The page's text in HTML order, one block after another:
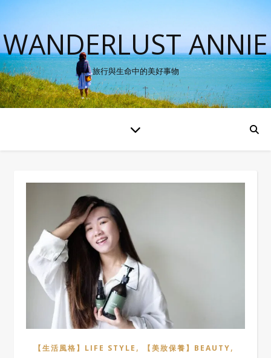
WANDERLUST ANNIE
旅行與生命中的美好事物
【生活風格】LIFE STYLE , 【美妝保養】BEAUTY,